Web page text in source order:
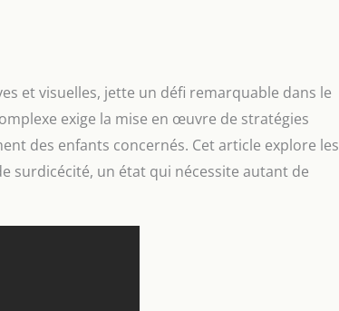
et visuelles, jette un défi remarquable dans le
exige la mise en œuvre de stratégies
des enfants concernés. Cet article explore les
surdicécité, un état qui nécessite autant de